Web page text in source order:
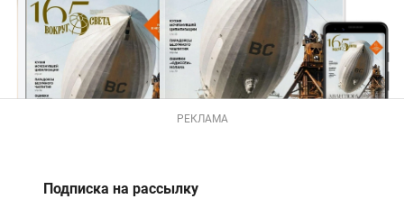
РЕКЛАМА
Подписка на рассылку